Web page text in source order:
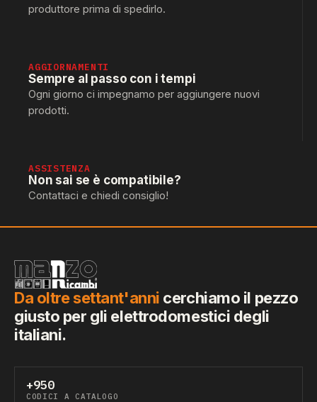
produttore prima di spedirlo.
AGGIORNAMENTI
Sempre al passo con i tempi
Ogni giorno ci impegnamo per aggiungere nuovi
prodotti.
ASSISTENZA
Non sai se è compatibile?
Contattaci e chiedi consiglio!
Da oltre settant'anni cerchiamo il pezzo
giusto per gli elettrodomestici degli
italiani.
+950
CODICI A CATALOGO